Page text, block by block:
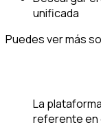
unificada
Puedes ver más
La
referente en